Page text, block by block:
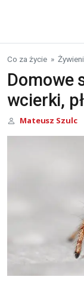
Co za życie »
Domowe
wcierki,
Mateusz Szulc